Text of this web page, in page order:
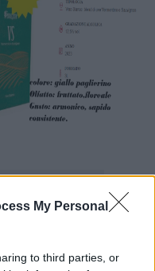
My Personal
to third parties, or
Toscana iscriviti alla
Arriva gratis tutti i giorni